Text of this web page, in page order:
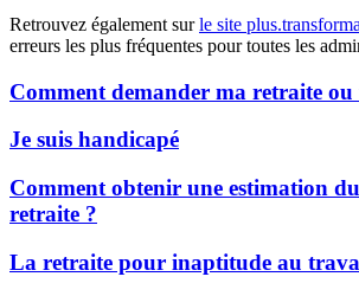
Retrouvez également surle site
erreurs les plus fréquentes pour toutes les
Comment demander ma retraite
Je suis handicapé
Comment obtenir une estimation
retraite ?
La retraite pour inaptitude au